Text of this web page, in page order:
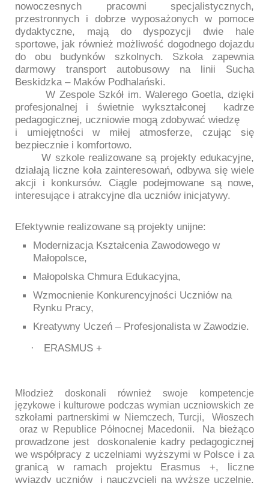
nowoczesnych pracowni specjalistycznych,
przestronnych i dobrze wyposażonych w pomoce
dydaktyczne, mają do dyspozycji dwie hale
sportowe, jak również możliwość dogodnego dojazdu
do obu budynków szkolnych. Szkoła zapewnia
darmowy transport autobusowy na linii Sucha
Beskidzka – Maków Podhalański.
W Zespole Szkół im. Walerego Goetla, dzięki
profesjonalnej i świetnie wykształconej kadrze
pedagogicznej, uczniowie mogą zdobywać wiedzę
i umiejętności w miłej atmosferze, czując się
bezpiecznie i komfortowo.
W szkole realizowane są projekty edukacyjne,
działają liczne koła zainteresowań, odbywa się wiele
akcji i konkursów. Ciągle podejmowane są nowe,
interesujące i atrakcyjne dla uczniów inicjatywy.
Efektywnie realizowane są projekty unijne:
Modernizacja Kształcenia Zawodowego w
Małopolsce,
Małopolska Chmura Edukacyjna,
Wzmocnienie Konkurencyjności Uczniów na
Rynku Pracy,
Kreatywny Uczeń – Profesjonalista w Zawodzie.
·
ERASMUS +
Młodzież doskonali również swoje kompetencje
językowe i kulturowe podczas wymian uczniowskich ze
szkołami partnerskimi w Niemczech, Turcji, Włoszech
oraz w Republice Północnej Macedonii. Na bieżąco
prowadzone jest doskonalenie kadry pedagogicznej
we współpracy z uczelniami wyższymi w Polsce i za
granicą w ramach projektu Erasmus +, liczne
wyjazdy uczniów i nauczycieli na wyższe uczelnie.